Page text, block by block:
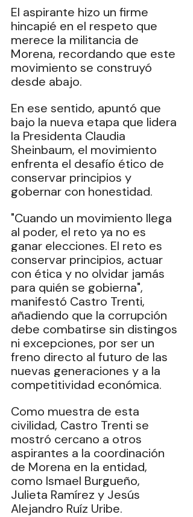
El aspirante hizo un firme
hincapié en el respeto que
merece la militancia de
Morena, recordando que este
movimiento se construyó
desde abajo.
En ese sentido, apuntó que
bajo la nueva etapa que lidera
la Presidenta Claudia
Sheinbaum, el movimiento
enfrenta el desafío ético de
conservar principios y
gobernar con honestidad.
"Cuando un movimiento llega
al poder, el reto ya no es
ganar elecciones. El reto es
conservar principios, actuar
con ética y no olvidar jamás
para quién se gobierna",
manifestó Castro Trenti,
añadiendo que la corrupción
debe combatirse sin distingos
ni excepciones, por ser un
freno directo al futuro de las
nuevas generaciones y a la
competitividad económica.
Como muestra de esta
civilidad, Castro Trenti se
mostró cercano a otros
aspirantes a la coordinación
de Morena en la entidad,
como Ismael Burgueño,
Julieta Ramírez y Jesús
Alejandro Ruíz Uribe.